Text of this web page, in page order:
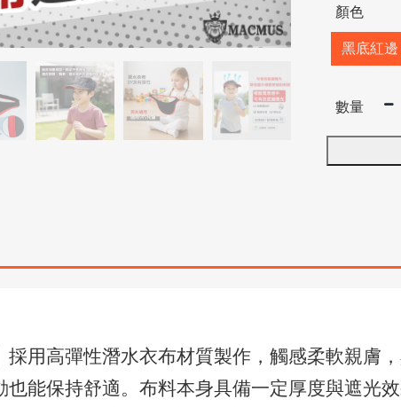
顏色
黑底紅邊
數量
採用高彈性潛水衣布材質製作，觸感柔軟親膚
也能保持舒適。布料本身具備一定厚度與遮光